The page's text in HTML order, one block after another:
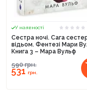
У наявності
Сестра ночі. Сага
відьом. Фентезі Мари
Книга 3 – Мара Вульф
590грн.
531грн.